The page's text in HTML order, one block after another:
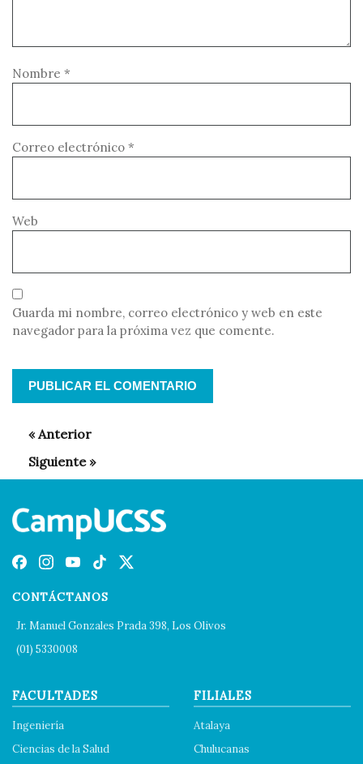
Nombre *
Correo electrónico *
Web
Guarda mi nombre, correo electrónico y web en este
navegador para la próxima vez que comente.
CONTÁCTANOS
Jr. Manuel Gonzales Prada 398, Los Olivos
(01) 5330008
FACULTADES
Ingeniería
Ciencias de la Salud
FILIALES
Atalaya
Chulucanas